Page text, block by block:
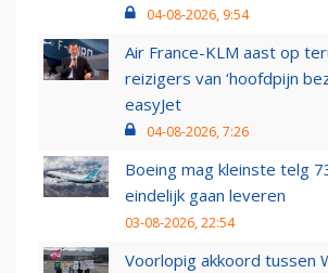
04-08-2026, 9:54
Air France-KLM aast op
reizigers van ‘hoofdpijn
easyJet
04-08-2026, 7:26
Boeing mag kleinste telg
eindelijk gaan leveren
03-08-2026, 22:54
Voorlopig akkoord tussen